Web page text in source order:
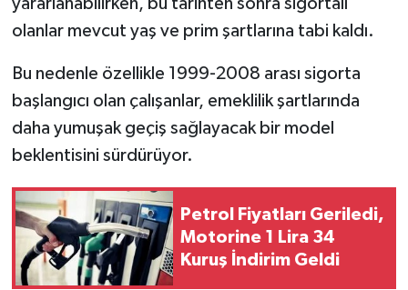
olanlar mevcut yaş ve prim şartlarına tabi kaldı.
Bu nedenle özellikle 1999-2008 arası sigorta
başlangıcı olan çalışanlar, emeklilik şartlarında
daha yumuşak geçiş sağlayacak bir model
beklentisini sürdürüyor.
Petrol Fiyatları Geriledi,
Motorine 1 Lira 34
Kuruş İndirim Geldi